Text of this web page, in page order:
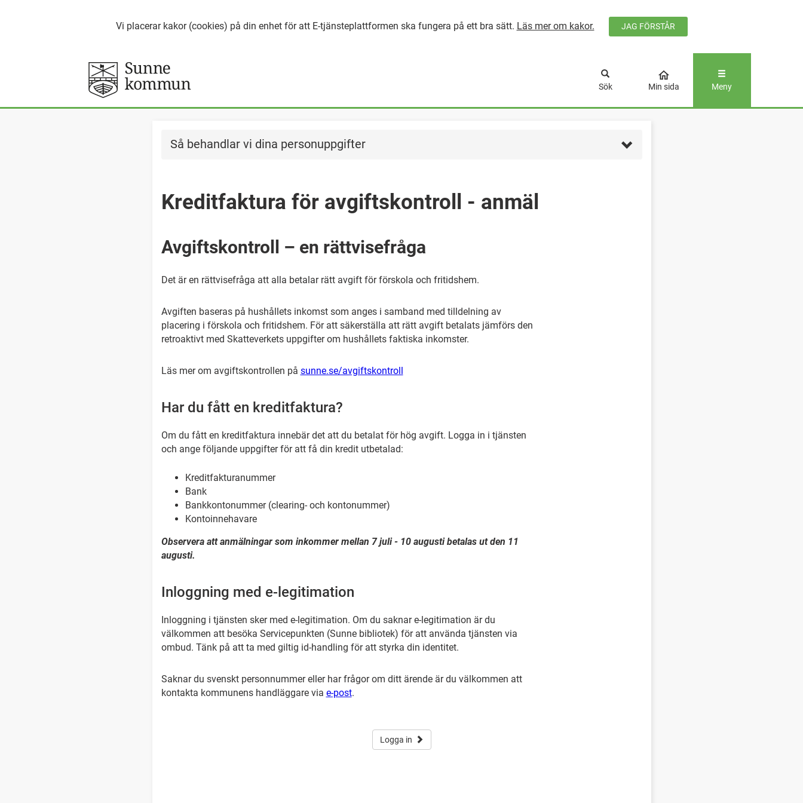
Vi placerar kakor (cookies) på din enhet för att E-tjänsteplattformen ska fungera på ett bra sätt. Läs mer om kakor. JAG FÖRSTÅR
Sök Min sida Meny
Så behandlar vi dina personuppgifter
Kreditfaktura för avgiftskontroll - anmäl
Avgiftskontroll – en rättvisefråga
Det är en rättvisefråga att alla betalar rätt avgift för förskola och fritidshem.
Avgiften baseras på hushållets inkomst som anges i samband med tilldelning av
placering i förskola och fritidshem. För att säkerställa att rätt avgift betalats jämförs den
retroaktivt med Skatteverkets uppgifter om hushållets faktiska inkomster.
Läs mer om avgiftskontrollen på sunne.se/avgiftskontroll
Har du fått en kreditfaktura?
Om du fått en kreditfaktura innebär det att du betalat för hög avgift. Logga in i tjänsten
och ange följande uppgifter för att få din kredit utbetalad:
Kreditfakturanummer
Bank
Bankkontonummer (clearing- och kontonummer)
Kontoinnehavare
Observera att anmälningar som inkommer mellan 7 juli - 10 augusti betalas ut den 11
augusti.
Inloggning med e-legitimation
Inloggning i tjänsten sker med e-legitimation. Om du saknar e-legitimation är du
välkommen att besöka Servicepunkten (Sunne bibliotek) för att använda tjänsten via
ombud. Tänk på att ta med giltig id-handling för att styrka din identitet.
Saknar du svenskt personnummer eller har frågor om ditt ärende är du välkommen att
kontakta kommunens handläggare via e-post.
Logga in